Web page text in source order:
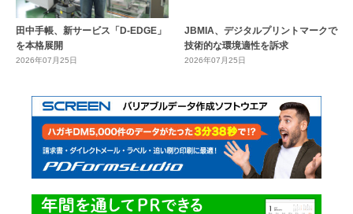
田中手帳、新サービス「D-EDGE」
を本格展開
2026年07月25日
JBMIA、デジタルプリントマークで
技術的な環境適性を訴求
2026年07月25日